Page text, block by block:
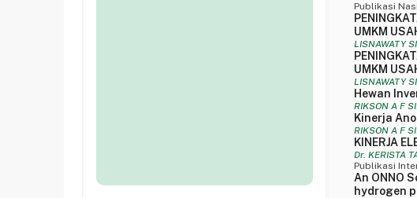
Publikasi
UMKM
LISNAWATY
UMKM
LISNAWATY
Hewan
RIKSON A F
Kinerja
RIKSON A F
KINERJA
Dr. KERISTA
Publikasi
An ONNO
hydrogen